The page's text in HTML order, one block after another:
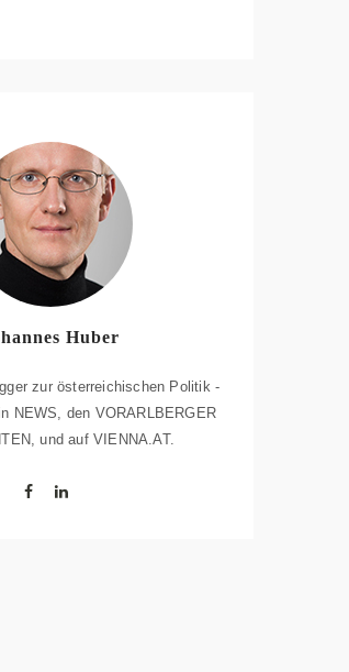
Huber
zur österreichischen Politik -
NEWS, den VORARLBERGER
und auf VIENNA.AT.